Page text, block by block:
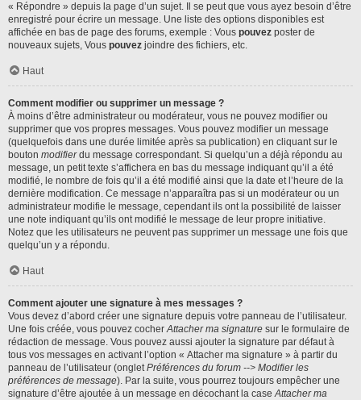
« Répondre » depuis la page d’un sujet. Il se peut que vous ayez besoin d’être
enregistré pour écrire un message. Une liste des options disponibles est
affichée en bas de page des forums, exemple : Vous pouvez poster de
nouveaux sujets, Vous pouvez joindre des fichiers, etc.
Haut
Comment modifier ou supprimer un message ?
À moins d’être administrateur ou modérateur, vous ne pouvez modifier ou
supprimer que vos propres messages. Vous pouvez modifier un message
(quelquefois dans une durée limitée après sa publication) en cliquant sur le
bouton modifierdu message correspondant. Si quelqu’un a déjà répondu au
message, un petit texte s’affichera en bas du message indiquant qu’il a été
modifié, le nombre de fois qu’il a été modifié ainsi que la date et l’heure de la
dernière modification. Ce message n’apparaîtra pas si un modérateur ou un
administrateur modifie le message, cependant ils ont la possibilité de laisser
une note indiquant qu’ils ont modifié le message de leur propre initiative.
Notez que les utilisateurs ne peuvent pas supprimer un message une fois que
quelqu’un y a répondu.
Haut
Comment ajouter une signature à mes messages ?
Vous devez d’abord créer une signature depuis votre panneau de l’utilisateur.
Une fois créée, vous pouvez cocherAttacher ma signature sur le formulaire de
rédaction de message. Vous pouvez aussi ajouter la signature par défaut à
tous vos messages en activant l’option « Attacher ma signature » à partir du
panneau de l’utilisateur (ongletPréférences du forum --> Modifier les
préférences de message). Par la suite, vous pourrez toujours empêcher une
signature d’être ajoutée à un message en décochant la caseAttacher ma